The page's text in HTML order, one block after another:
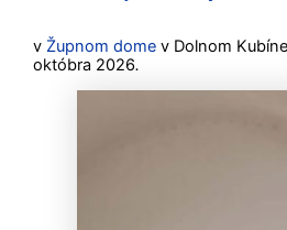
v Župnom dome v Dolnom
októbra 2026.